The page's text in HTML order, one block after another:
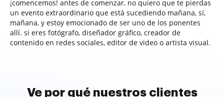
¡comencemos! antes de comenzar, no quiero que te pierdas
un evento extraordinario que está sucediendo mañana, sí,
mañana, y estoy emocionado de ser uno de los ponentes
allí. si eres fotógrafo, diseñador gráfico, creador de
contenido en redes sociales, editor de video o artista visual.
Ve por qué nuestros clientes